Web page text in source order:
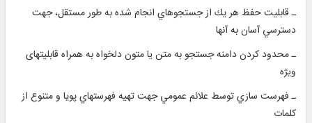
ـ قابليت حفظ هر يك از جستجوهاي انجام ‌‌شده به طور مستقل، جهت
دسترسي ‌آسان به آنها
ـ محدود کردن دامنه جستجو به متن یا متون دلخواه به همراه قابلیتهای
ویژه
ـ فهرست‌ سازي توسط علائم عمومي جهت تهيه فهرستهاي پويا و متنوع از
كلمات